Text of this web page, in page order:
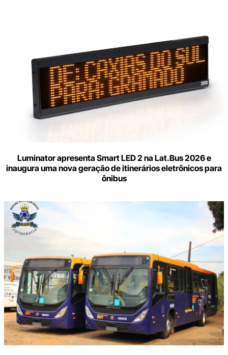
Luminator apresenta Smart LED 2 na Lat.Bus 2026 e
inaugura uma nova geração de itinerários eletrônicos para
ônibus